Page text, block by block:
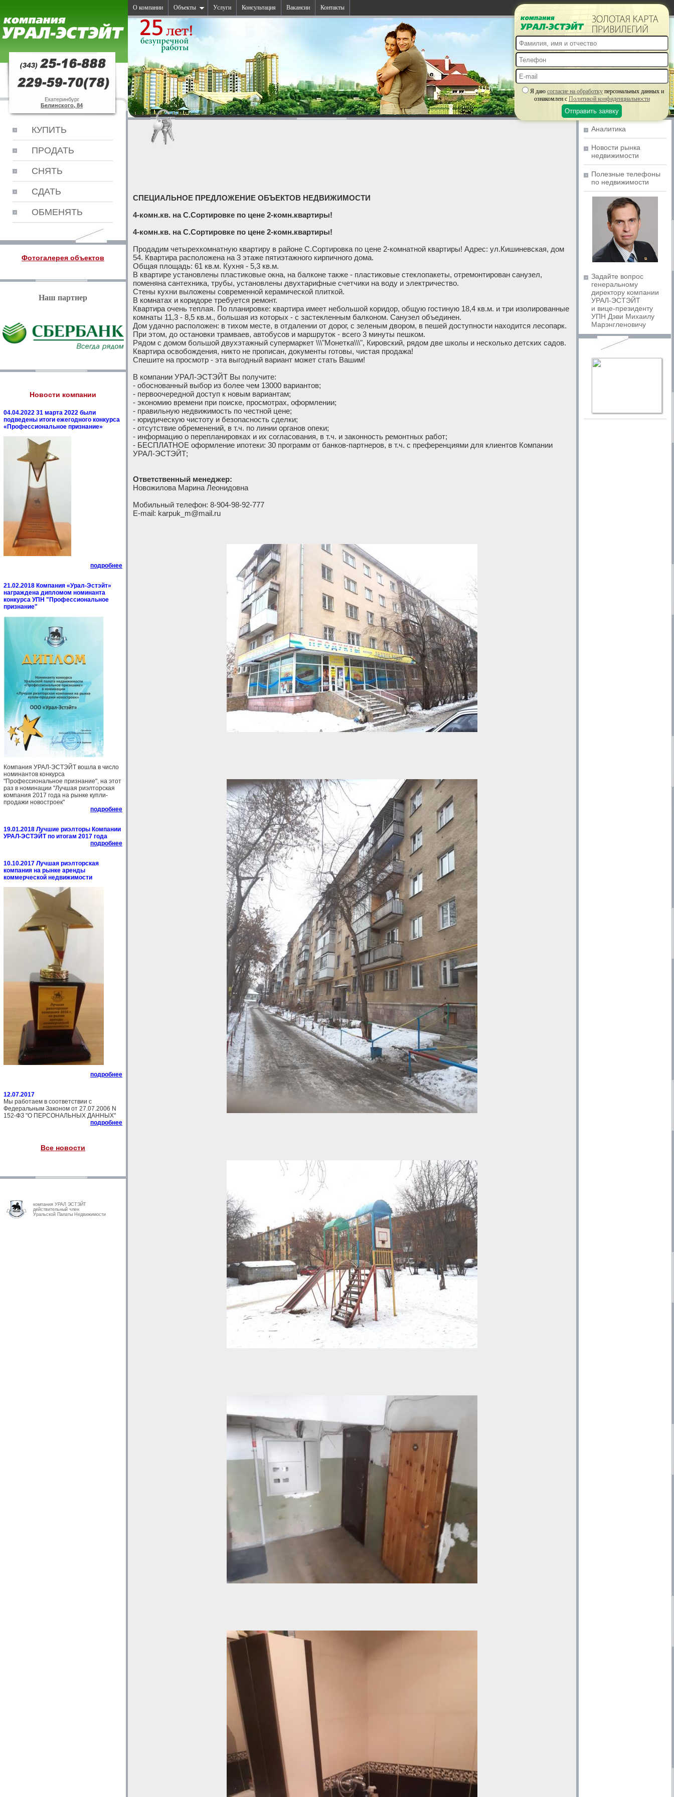
Екатеринбург
Белинского, 84
КУПИТЬ
ПРОДАТЬ
СНЯТЬ
СДАТЬ
ОБМЕНЯТЬ
Фотогалерея объектов
Наш партнер
Новости компании
04.04.2022 31 марта 2022 были
подведены итоги ежегодного конкурса
«Профессиональное признание»
подробнее
21.02.2018 Компания «Урал-Эстэйт»
награждена дипломом номинанта
конкурса УПН "Профессиональное
признание"
Компания УРАЛ-ЭСТЭЙТ вошла в число
номинантов конкурса
"Профессиональное признание", на этот
раз в номинации "Лучшая риэлторская
компания 2017 года на рынке купли-
продажи новостроек"
подробнее
19.01.2018 Лучшие риэлторы Компании
УРАЛ-ЭСТЭЙТ по итогам 2017 года
подробнее
10.10.2017 Лучшая риэлторская
компания на рынке аренды
коммерческой недвижимости
подробнее
12.07.2017
Мы работаем в соответствии с
Федеральным Законом от 27.07.2006 N
152-ФЗ "О ПЕРСОНАЛЬНЫХ ДАННЫХ"
подробнее
Все новости
компания УРАЛ ЭСТЭЙТ
действительный член
Уральской Палаты Недвижимости
О компании Объекты Услуги Консультация Вакансии Контакты
Я даю согласие на обработку персональных данных и
ознакомлен с Политикой конфиденциальности
СПЕЦИАЛЬНОЕ ПРЕДЛОЖЕНИЕ ОБЪЕКТОВ НЕДВИЖИМОСТИ
4-комн.кв. на С.Сортировке по цене 2-комн.квартиры!
4-комн.кв. на С.Сортировке по цене 2-комн.квартиры!
Продадим четырехкомнатную квартиру в районе С.Сортировка по цене 2-комнатной квартиры! Адрес: ул.Кишиневская, дом
54. Квартира расположена на 3 этаже пятиэтажного кирпичного дома.
Общая площадь: 61 кв.м. Кухня - 5,3 кв.м.
В квартире установлены пластиковые окна, на балконе также - пластиковые стеклопакеты, отремонтирован санузел,
поменяна сантехника, трубы, установлены двухтарифные счетчики на воду и электричество.
Стены кухни выложены современной керамической плиткой.
В комнатах и коридоре требуется ремонт.
Квартира очень теплая. По планировке: квартира имеет небольшой коридор, общую гостиную 18,4 кв.м. и три изолированные
комнаты 11,3 - 8,5 кв.м., большая из которых - с застекленным балконом. Санузел объединен.
Дом удачно расположен: в тихом месте, в отдалении от дорог, с зеленым двором, в пешей доступности находится лесопарк.
При этом, до остановки трамваев, автобусов и маршруток - всего 3 минуты пешком.
Рядом с домом большой двухэтажный супермаркет \\\"Монетка\\\", Кировский, рядом две школы и несколько детских садов.
Квартира освобождения, никто не прописан, документы готовы, чистая продажа!
Спешите на просмотр - эта выгодный вариант может стать Вашим!
В компании УРАЛ-ЭСТЭЙТ Вы получите:
- обоснованный выбор из более чем 13000 вариантов;
- первоочередной доступ к новым вариантам;
- экономию времени при поиске, просмотрах, оформлении;
- правильную недвижимость по честной цене;
- юридическую чистоту и безопасность сделки;
- отсутствие обременений, в т.ч. по линии органов опеки;
- информацию о перепланировках и их согласования, в т.ч. и законность ремонтных работ;
- БЕСПЛАТНОЕ оформление ипотеки: 30 программ от банков-партнеров, в т.ч. с преференциями для клиентов Компании
УРАЛ-ЭСТЭЙТ;
Ответственный менеджер:
Новожилова Марина Леонидовна
Мобильный телефон: 8-904-98-92-777
E-mail: karpuk_m@mail.ru
Аналитика
Новости рынка
недвижимости
Полезные телефоны
по недвижимости
Задайте вопрос
генеральному
директору компании
УРАЛ-ЭСТЭЙТ
и вице-президенту
УПН Дэви Михаилу
Марэнгленовичу